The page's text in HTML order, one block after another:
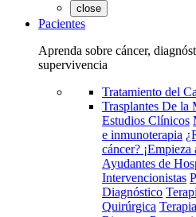
close
Pacientes
Aprenda sobre cáncer,
supervivencia
Tratamiento del
Trasplantes De la
Estudios Clínicos
e inmunoterapia
cáncer? ¡Empieza
Ayudantes de
Intervencionistas
Diagnóstico
Quirúrgica